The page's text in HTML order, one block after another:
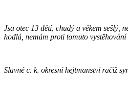
Jsa otec 13 dětí, chudý a věkem sešlý,
hodlá, nemám proti tomuto
Slavné c. k. okresní hejtmanství račiž